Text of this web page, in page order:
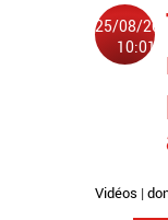
25/08/
10:01
Vidéos |